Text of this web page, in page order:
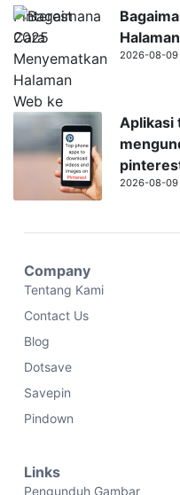
2026-08-09
Aplikasi
2026-08-09
Company
Tentang Kami
Contact Us
Blog
Dotsave
Savepin
Pindown
Links
Pengunduh Gambar